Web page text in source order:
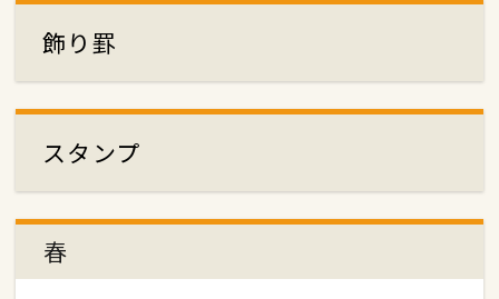
飾り罫
スタンプ
春